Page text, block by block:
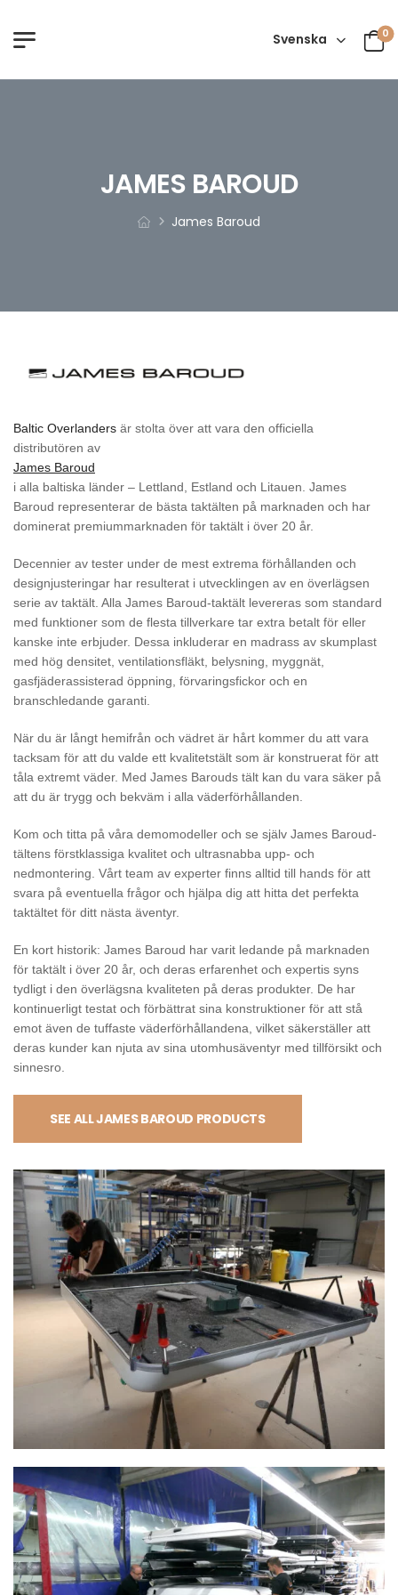
Svenska 0
JAMES BAROUD
James Baroud
Baltic Overlanders är stolta över att vara den officiella
distributören av
James Baroud
i alla baltiska länder – Lettland, Estland och Litauen. James
Baroud representerar de bästa taktälten på marknaden och har
dominerat premiummarknaden för taktält i över 20 år.
Decennier av tester under de mest extrema förhållanden och
designjusteringar har resulterat i utvecklingen av en överlägsen
serie av taktält. Alla James Baroud-taktält levereras som standard
med funktioner som de flesta tillverkare tar extra betalt för eller
kanske inte erbjuder. Dessa inkluderar en madrass av skumplast
med hög densitet, ventilationsfläkt, belysning, myggnät,
gasfjäderassisterad öppning, förvaringsfickor och en
branschledande garanti.
När du är långt hemifrån och vädret är hårt kommer du att vara
tacksam för att du valde ett kvalitetstält som är konstruerat för att
tåla extremt väder. Med James Barouds tält kan du vara säker på
att du är trygg och bekväm i alla väderförhållanden.
Kom och titta på våra demomodeller och se själv James Baroud-
tältens förstklassiga kvalitet och ultrasnabba upp- och
nedmontering. Vårt team av experter finns alltid till hands för att
svara på eventuella frågor och hjälpa dig att hitta det perfekta
taktältet för ditt nästa äventyr.
En kort historik: James Baroud har varit ledande på marknaden
för taktält i över 20 år, och deras erfarenhet och expertis syns
tydligt i den överlägsna kvaliteten på deras produkter. De har
kontinuerligt testat och förbättrat sina konstruktioner för att stå
emot även de tuffaste väderförhållandena, vilket säkerställer att
deras kunder kan njuta av sina utomhusäventyr med tillförsikt och
sinnesro.
SEE ALL JAMES BAROUD PRODUCTS